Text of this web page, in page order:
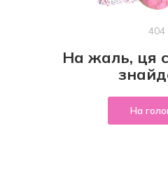
404
На жаль, ця
На